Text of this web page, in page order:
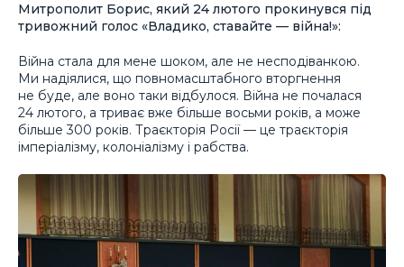
Митрополит Борис, який 24 лютого прокинувся під
тривожний голос «Владико, ставайте — війна!»:
Війна стала для мене шоком, але не несподіванкою.
Ми надіялися, що повномасштабного вторгнення
не буде, але воно таки відбулося. Війна не почалася
24 лютого, а триває вже більше восьми років, а може
більше 300 років. Траєкторія Росії — це траєкторія
імперіалізму, колоніалізму і рабства.